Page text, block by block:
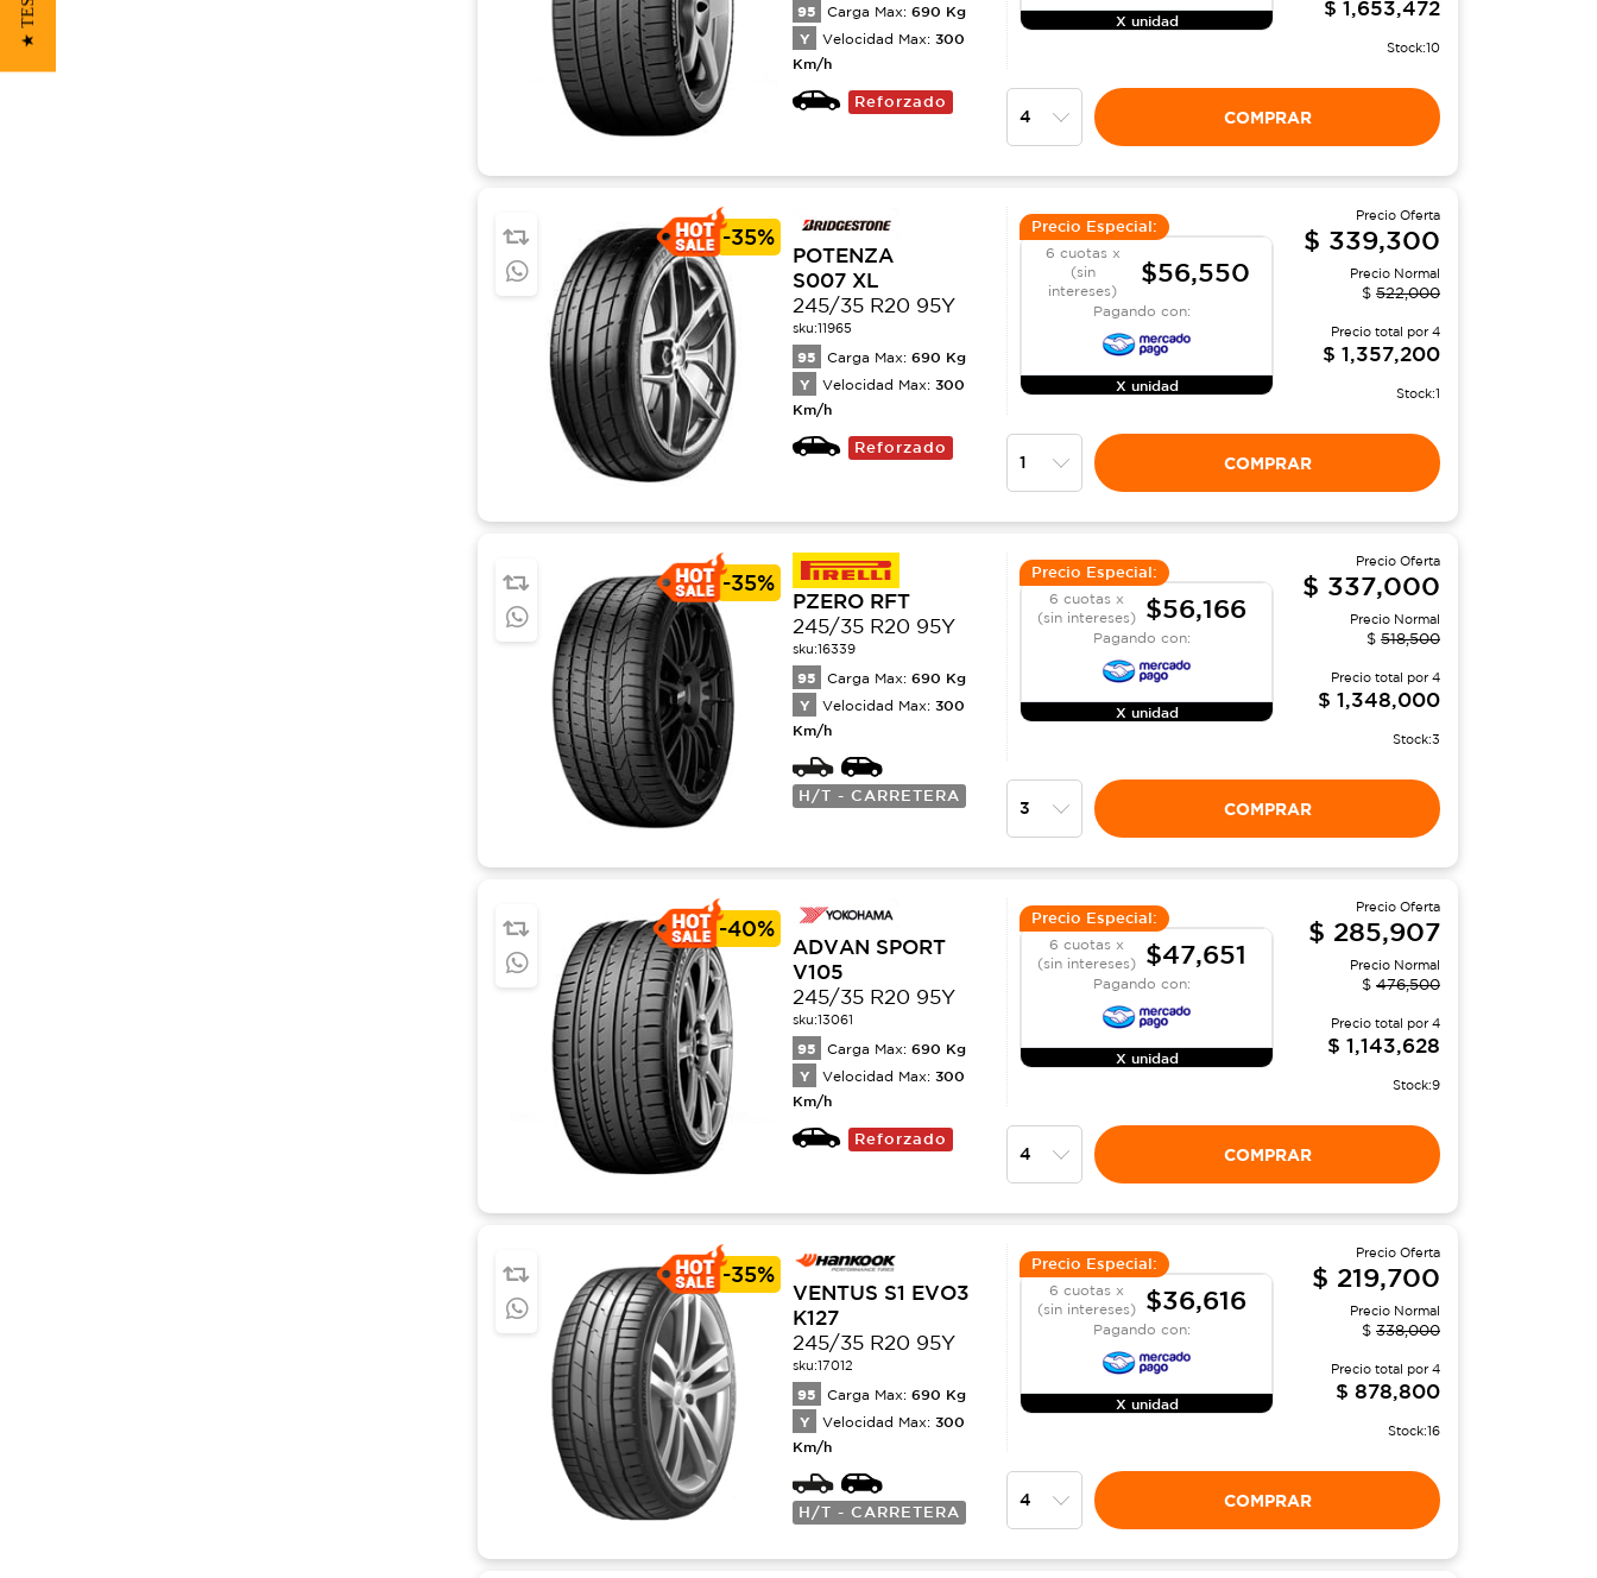
95 Carga Max: 690 Kg
Y Velocidad Max: 300
Km/h
Reforzado
X unidad
$ 1,653,472
Stock:10
COMPRAR
-35%
POTENZA
S007 XL
245/35 R20 95Y
sku:11965
95 Carga Max: 690 Kg
Y Velocidad Max: 300
Km/h
Reforzado
Precio Especial:
6 cuotas x
(sin
intereses)
$56,550
Pagando con:
X unidad
Precio Oferta
$ 339,300
Precio Normal
$ 522,000
Precio total por4
$ 1,357,200
Stock:1
COMPRAR
-35%
PZERO RFT
245/35 R20 95Y
sku:16339
95 Carga Max: 690 Kg
Y Velocidad Max: 300
Km/h
H/T - CARRETERA
Precio Especial:
6 cuotas x
(sin intereses)
$56,166
Pagando con:
X unidad
Precio Oferta
$ 337,000
Precio Normal
$ 518,500
Precio total por4
$ 1,348,000
Stock:3
COMPRAR
-40%
ADVAN SPORT
V105
245/35 R20 95Y
sku:13061
95 Carga Max: 690 Kg
Y Velocidad Max: 300
Km/h
Reforzado
Precio Especial:
6 cuotas x
(sin intereses)
$47,651
Pagando con:
X unidad
Precio Oferta
$ 285,907
Precio Normal
$ 476,500
Precio total por4
$ 1,143,628
Stock:9
COMPRAR
-35%
VENTUS S1 EVO3
K127
245/35 R20 95Y
sku:17012
95 Carga Max: 690 Kg
Y Velocidad Max: 300
Km/h
H/T - CARRETERA
Precio Especial:
6 cuotas x
(sin intereses)
$36,616
Pagando con:
X unidad
Precio Oferta
$ 219,700
Precio Normal
$ 338,000
Precio total por4
$ 878,800
Stock:16
COMPRAR